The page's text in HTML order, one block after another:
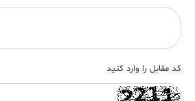
کد مقابل را وارد کنید